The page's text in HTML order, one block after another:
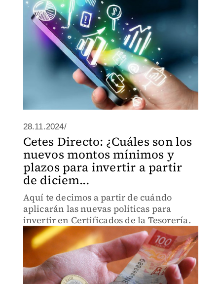
28.11.2024/
Cetes Directo: ¿Cuáles son los
nuevos montos mínimos y
plazos para invertir a partir
de diciem...
Aquí te decimos a partir de cuándo
aplicarán las nuevas políticas para
invertir en Certificados de la Tesorería.